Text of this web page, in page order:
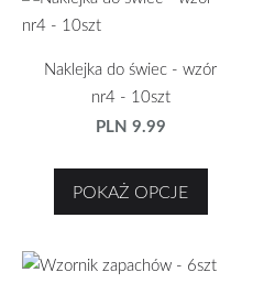
Naklejka do świec - wzór
nr4 - 10szt
PLN 9.99
POKAŻ OPCJE